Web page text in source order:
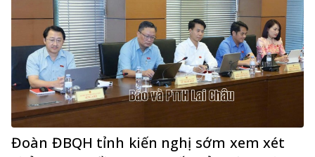
Đoàn ĐBQH tỉnh kiến nghị sớm xem xét